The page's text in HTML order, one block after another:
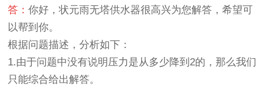
答：你好，状元雨无塔供水器很高兴为您解答，希望可
以帮到你。
根据问题描述，分析如下：
1.由于问题中没有说明压力是从多少降到2的，那么我们
只能综合给出解答。